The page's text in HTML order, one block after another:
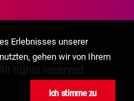
rights reserved
Erlebnisses unserer
gehen wir von Ihrem
Ich stimme zu